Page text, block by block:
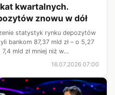
kwartalnych.
znowu w dół
statystyk rynku depozytów
bankom 87,37 mld zł – o 5,27
mld zł mniej niż w
złożył się przede wszystkim
16.07.2026 07:00